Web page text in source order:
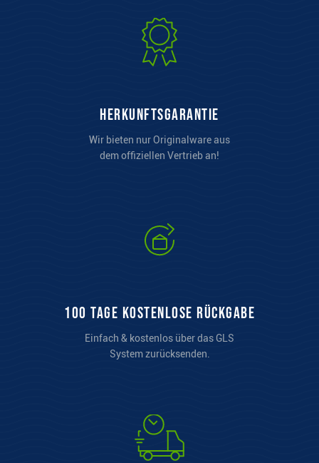
Herkunftsgarantie
Wir bieten nur Originalware aus
dem offiziellen Vertrieb an!
100 Tage kostenlose Rückgabe
Einfach & kostenlos über das GLS
System zurücksenden.